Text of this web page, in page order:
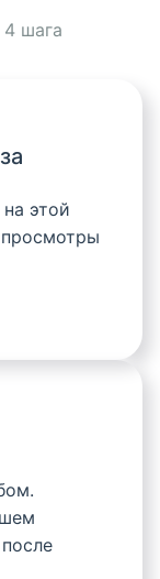
шага
этой